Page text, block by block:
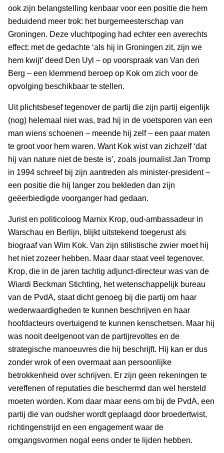
ook zijn belangstelling kenbaar voor een positie die hem
beduidend meer trok: het burgemeesterschap van
Groningen. Deze vluchtpoging had echter een averechts
effect: met de gedachte ‘als hij in Groningen zit, zijn we
hem kwijt’ deed Den Uyl – op voorspraak van Van den
Berg – een klemmend beroep op Kok om zich voor de
opvolging beschikbaar te stellen.
Uit plichtsbesef tegenover de partij die zijn partij eigenlijk
(nog) helemaal niet was, trad hij in de voetsporen van een
man wiens schoenen – meende hij zelf – een paar maten
te groot voor hem waren. Want Kok wist van zichzelf ‘dat
hij van nature niet de beste is’, zoals journalist Jan Tromp
in 1994 schreef bij zijn aantreden als minister-president –
een positie die hij langer zou bekleden dan zijn
geëerbiedigde voorganger had gedaan.
Jurist en politicoloog Marnix Krop, oud-ambassadeur in
Warschau en Berlijn, blijkt uitstekend toegerust als
biograaf van Wim Kok. Van zijn stilistische zwier moet hij
het niet zozeer hebben. Maar daar staat veel tegenover.
Krop, die in de jaren tachtig adjunct-directeur was van de
Wiardi Beckman Stichting, het wetenschappelijk bureau
van de PvdA, staat dicht genoeg bij die partij om haar
wederwaardigheden te kunnen beschrijven en haar
hoofdacteurs overtuigend te kunnen kenschetsen. Maar hij
was nooit deelgenoot van de partijrevoltes en de
strategische manoeuvres die hij beschrijft. Hij kan er dus
zonder wrok of een overmaat aan persoonlijke
betrokkenheid over schrijven. Er zijn geen rekeningen te
vereffenen of reputaties die beschermd dan wel hersteld
moeten worden. Kom daar maar eens om bij de PvdA, een
partij die van oudsher wordt geplaagd door broedertwist,
richtingenstrijd en een engagement waar de
omgangsvormen nogal eens onder te lijden hebben.